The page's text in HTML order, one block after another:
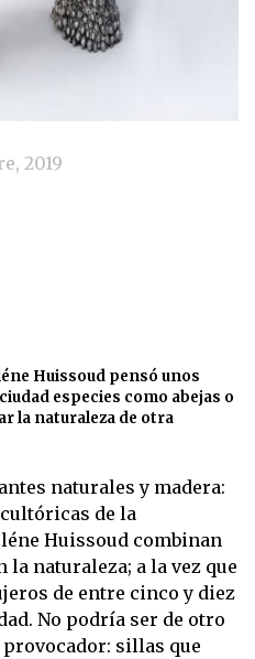
2019
Huissoud pensó unos
especies como abejas o
la naturaleza de otra
naturales y madera:
de la
Huissoud combinan
naturaleza; a la vez que
de entre cinco y diez
No podría ser de otro
sillas que